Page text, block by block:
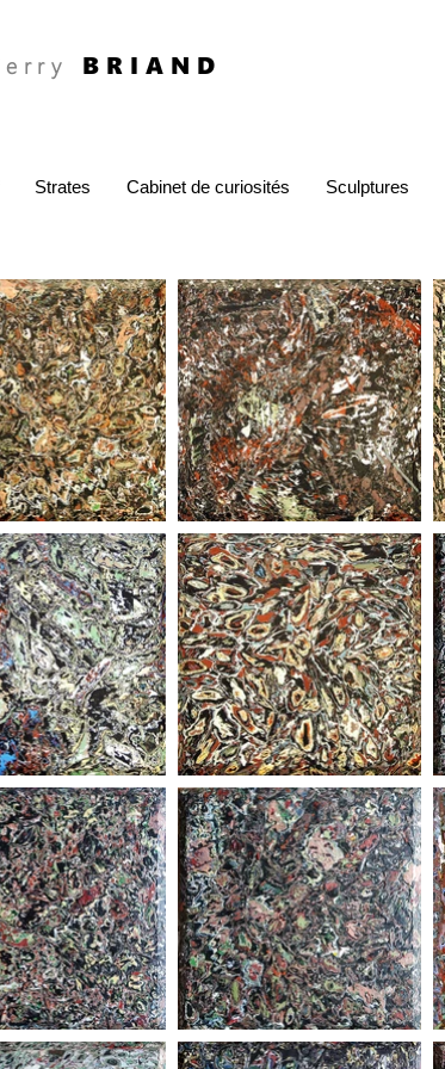
BRIAND
Strates Cabinet de curiosités Sculptures